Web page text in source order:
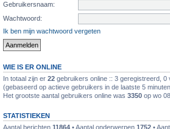
Gebruikersnaam:
Wachtwoord:
Ik ben mijn wachtwoord vergeten
WIE IS ER ONLINE
In totaal zijn er 22 gebruikers online :: 3 geregistreerd, 0
(gebaseerd op actieve gebruikers in de laatste 5
Het grootste aantal gebruikers online was 3350 op wo
STATISTIEKEN
Aantal berichten 11864 • Aantal onderwerpen 1752 •